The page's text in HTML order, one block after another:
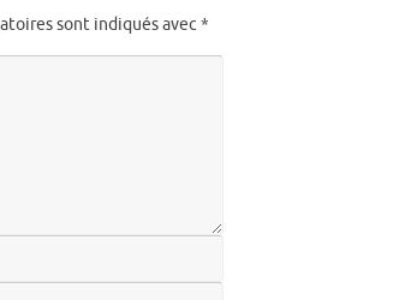
sont indiqués avec*